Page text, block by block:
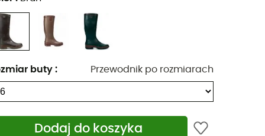
buty : Przewodnik po rozmiarach
Dodaj do koszyka